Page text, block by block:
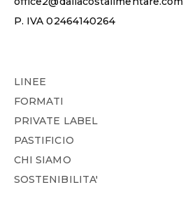
P. IVA 02464140264
LINEE
FORMATI
PRIVATE LABEL
PASTIFICIO
CHI SIAMO
SOSTENIBILITA'